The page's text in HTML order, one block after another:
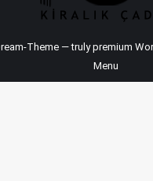
Theme — trulypremium
Menu